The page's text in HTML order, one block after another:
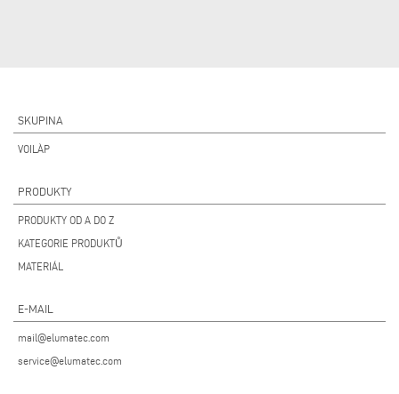
SKUPINA
VOILÀP
PRODUKTY
PRODUKTY OD A DO Z
KATEGORIE PRODUKTŮ
MATERIÁL
E-MAIL
mail@elumatec.com
service@elumatec.com